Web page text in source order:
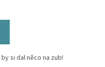
si dal něco na zub!